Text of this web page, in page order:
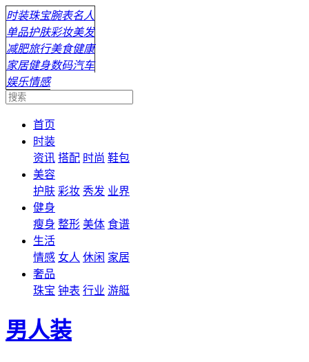
时装珠宝腕表名人
单品护肤彩妆美发
减肥旅行美食健康
家居健身数码汽车
娱乐情感
首页
时装
资讯 搭配 时尚 鞋包
美容
护肤 彩妆 秀发 业界
健身
瘦身 整形 美体 食谱
生活
情感 女人 休闲 家居
奢品
珠宝 钟表 行业 游艇
男人装